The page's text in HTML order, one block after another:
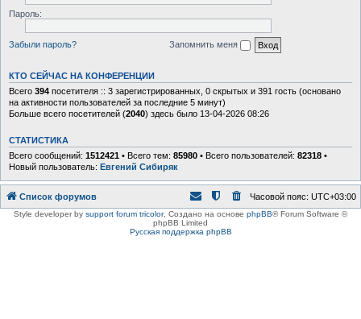
Пароль:
Забыли пароль? Запомнить меня
КТО СЕЙЧАС НА КОНФЕРЕНЦИИ
Всего 394 посетителя :: 3 зарегистрированных, 0 скрытых и 391 гость (основано
на активности пользователей за последние 5 минут)
Больше всего посетителей (2040) здесь было 13-04-2026 08:26
СТАТИСТИКА
Всего сообщений: 1512421 • Всего тем: 85980 • Всего пользователей: 82318 •
Новый пользователь: Евгений Сибиряк
Список форумов Часовой пояс: UTC+03:00
Style developer by support forum tricolor, Создано на основе phpBB® Forum Software ©
phpBB Limited
Русская поддержка phpBB